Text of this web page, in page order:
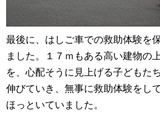
最後に、はしご車での救助体験を
ました。１７ｍもある高い建物の
を、心配そうに見上げる子どもた
伸びていき、無事に救助体験をし
ほっといていました。